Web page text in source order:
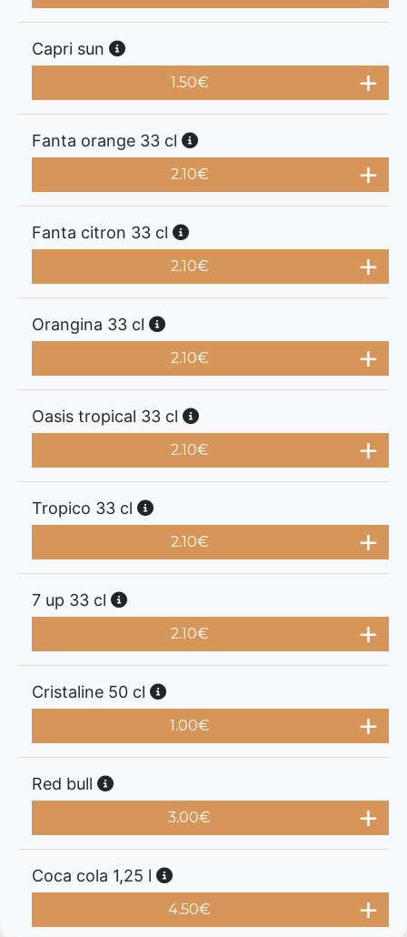
Capri sun
1.50€
Fanta orange 33 cl
2.10€
Fanta citron 33 cl
2.10€
Orangina 33 cl
2.10€
Oasis tropical 33 cl
2.10€
Tropico 33 cl
2.10€
7 up 33 cl
2.10€
Cristaline 50 cl
1.00€
Red bull
3.00€
Coca cola 1,25 l
4.50€